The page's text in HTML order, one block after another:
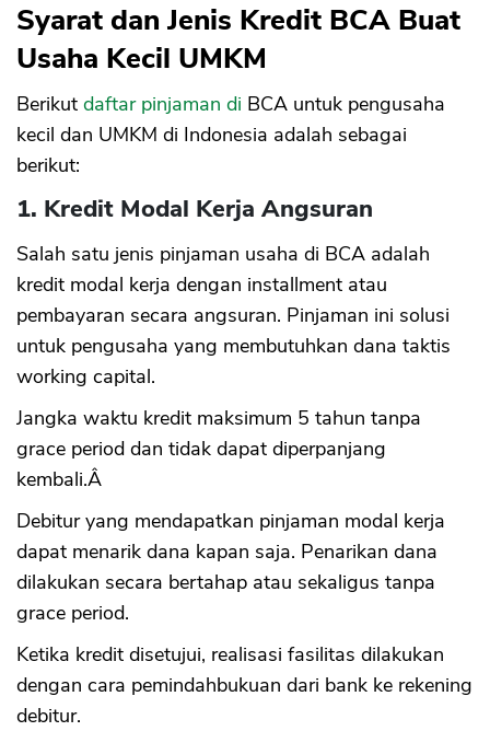
Syarat dan Jenis Kredit BCA Buat
Usaha Kecil UMKM
Berikut daftar pinjaman di BCA untuk pengusaha
kecil dan UMKM di Indonesia adalah sebagai
berikut:
1. Kredit Modal Kerja Angsuran
Salah satu jenis pinjaman usaha di BCA adalah
kredit modal kerja dengan installment atau
pembayaran secara angsuran. Pinjaman ini solusi
untuk pengusaha yang membutuhkan dana taktis
working capital.
Jangka waktu kredit maksimum 5 tahun tanpa
grace period dan tidak dapat diperpanjang
kembali.Â
Debitur yang mendapatkan pinjaman modal kerja
dapat menarik dana kapan saja. Penarikan dana
dilakukan secara bertahap atau sekaligus tanpa
grace period.
Ketika kredit disetujui, realisasi fasilitas dilakukan
dengan cara pemindahbukuan dari bank ke rekening
debitur.